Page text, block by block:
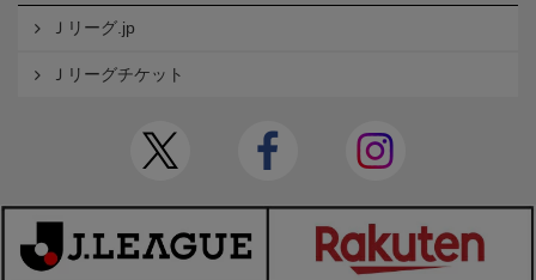
Ｊリーグ.jp
Ｊリーグチケット